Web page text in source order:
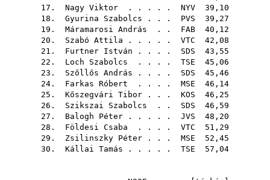
17. Nagy Viktor . . . . . NYV 39,10
18. Gyurina Szabolcs . . . PVS 39,27
19. Máramarosi András . . FAB 40,12
20. Szabó Attila . . . . . VTC 42,08
21. Furtner István . . . . SDS 43,55
22. Loch Szabolcs . . . . TSE 45,06
23. Szőllős András . . . . SDS 45,46
24. Farkas Róbert . . . . MSE 46,14
25. Kőszegvári Tibor . . . KOS 46,25
26. Szikszai Szabolcs . . SDS 46,59
27. Balogh Péter . . . . . JVS 48,20
28. Földesi Csaba . . . . VTC 51,29
29. Zsilinszky Péter . . . MSE 52,45
30. Kállai Tamás . . . . . TSE 57,04